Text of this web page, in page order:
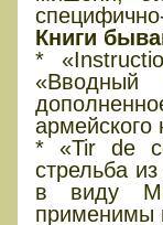
Книги
*
армейского
* «Tir de
стрельба
в виду
применимы